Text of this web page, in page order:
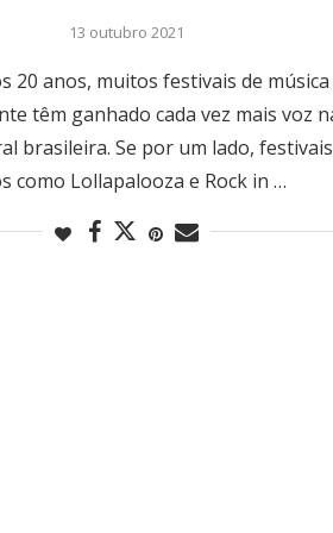
13 outubro 2021
20 anos, muitos festivais de música
têm ganhado cada vez mais voz
brasileira. Se por um lado, festivais
como Lollapalooza e Rock in …